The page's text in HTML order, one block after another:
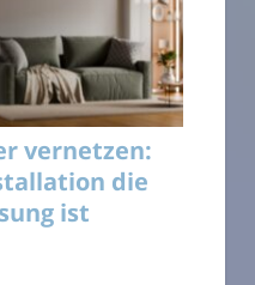
vernetzen:
die
ist